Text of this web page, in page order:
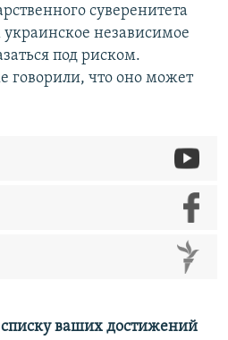
суверенитета
независимое
под риском.
говорили, что оно может
ваших достижений